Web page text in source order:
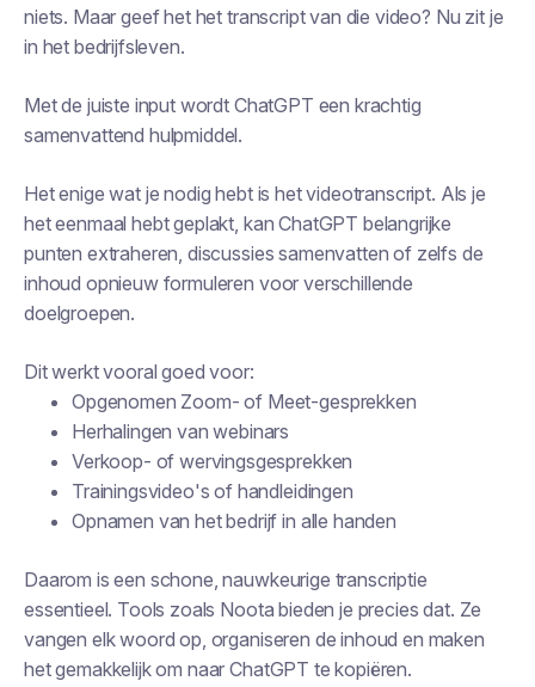
niets. Maar geef het het transcript van die video? Nu zit je
in het bedrijfsleven.
Met de juiste input wordt ChatGPT een krachtig
samenvattend hulpmiddel.
Het enige wat je nodig hebt is het videotranscript. Als je
het eenmaal hebt geplakt, kan ChatGPT belangrijke
punten extraheren, discussies samenvatten of zelfs de
inhoud opnieuw formuleren voor verschillende
doelgroepen.
Dit werkt vooral goed voor:
Opgenomen Zoom- of Meet-gesprekken
Herhalingen van webinars
Verkoop- of wervingsgesprekken
Trainingsvideo's of handleidingen
Opnamen van het bedrijf in alle handen
Daarom is een schone, nauwkeurige transcriptie
essentieel. Tools zoals Noota bieden je precies dat. Ze
vangen elk woord op, organiseren de inhoud en maken
het gemakkelijk om naar ChatGPT te kopiëren.